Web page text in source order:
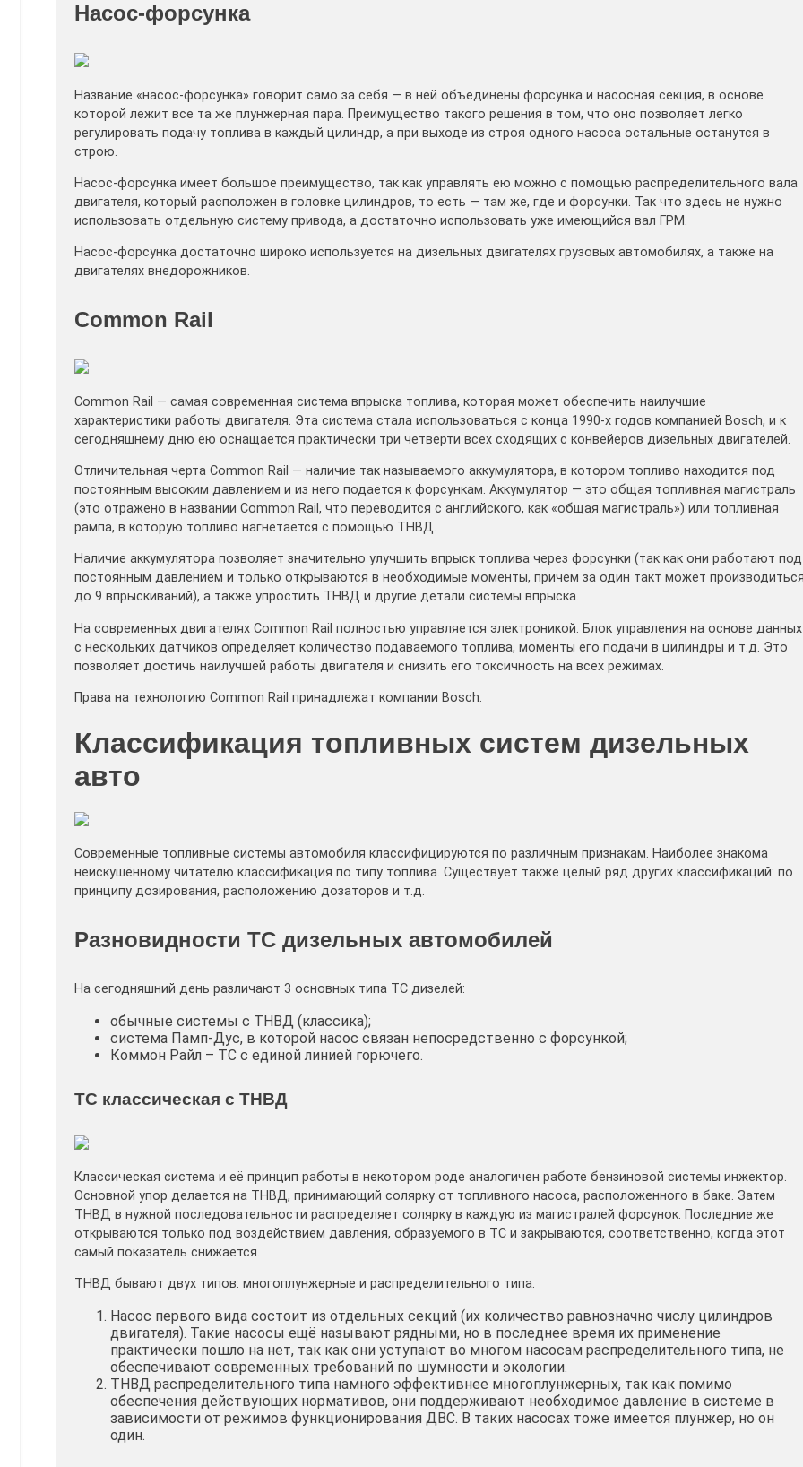
Насос-форсунка
Название «насос-форсунка» говорит само за себя — в ней объединены форсунка и насосная секция, в основе
которой лежит все та же плунжерная пара. Преимущество такого решения в том, что оно позволяет легко
регулировать подачу топлива в каждый цилиндр, а при выходе из строя одного насоса остальные останутся в
строю.
Насос-форсунка имеет большое преимущество, так как управлять ею можно с помощью распределительного вала
двигателя, который расположен в головке цилиндров, то есть — там же, где и форсунки. Так что здесь не нужно
использовать отдельную систему привода, а достаточно использовать уже имеющийся вал ГРМ.
Насос-форсунка достаточно широко используется на дизельных двигателях грузовых автомобилях, а также на
двигателях внедорожников.
Common Rail
Common Rail — самая современная система впрыска топлива, которая может обеспечить наилучшие
характеристики работы двигателя. Эта система стала использоваться с конца 1990-х годов компанией Bosch, и к
сегодняшнему дню ею оснащается практически три четверти всех сходящих с конвейеров дизельных двигателей.
Отличительная черта Common Rail — наличие так называемого аккумулятора, в котором топливо находится под
постоянным высоким давлением и из него подается к форсункам. Аккумулятор — это общая топливная магистраль
(это отражено в названии Common Rail, что переводится с английского, как «общая магистраль») или топливная
рампа, в которую топливо нагнетается с помощью ТНВД.
Наличие аккумулятора позволяет значительно улучшить впрыск топлива через форсунки (так как они работают под
постоянным давлением и только открываются в необходимые моменты, причем за один такт может
до 9 впрыскиваний), а также упростить ТНВД и другие детали системы впрыска.
На современных двигателях Common Rail полностью управляется электроникой. Блок управления на основе данных
с нескольких датчиков определяет количество подаваемого топлива, моменты его подачи в цилиндры и т.д. Это
позволяет достичь наилучшей работы двигателя и снизить его токсичность на всех режимах.
Права на технологию Common Rail принадлежат компании Bosch.
Классификация топливных систем дизельных
авто
Современные топливные системы автомобиля классифицируются по различным признакам. Наиболее знакома
неискушённому читателю классификация по типу топлива. Существует также целый ряд других классификаций: по
принципу дозирования, расположению дозаторов и т.д.
Разновидности ТС дизельных автомобилей
На сегодняшний день различают 3 основных типа ТС дизелей:
обычные системы с ТНВД (классика);
система Памп-Дус, в которой насос связан непосредственно с форсункой;
Коммон Райл – ТС с единой линией горючего.
ТС классическая с ТНВД
Классическая система и её принцип работы в некотором роде аналогичен работе бензиновой системы инжектор.
Основной упор делается на ТНВД, принимающий солярку от топливного насоса, расположенного в баке. Затем
ТНВД в нужной последовательности распределяет солярку в каждую из магистралей форсунок. Последние же
открываются только под воздействием давления, образуемого в ТС и закрываются, соответственно, когда этот
самый показатель снижается.
ТНВД бывают двух типов: многоплунжерные и распределительного типа.
Насос первого вида состоит из отдельных секций (их количество равнозначно числу цилиндров
двигателя). Такие насосы ещё называют рядными, но в последнее время их применение
практически пошло на нет, так как они уступают во многом насосам распределительного типа, не
обеспечивают современных требований по шумности и экологии.
ТНВД распределительного типа намного эффективнее многоплунжерных, так как помимо
обеспечения действующих нормативов, они поддерживают необходимое давление в системе в
зависимости от режимов функционирования ДВС. В таких насосах тоже имеется плунжер, но он
один.